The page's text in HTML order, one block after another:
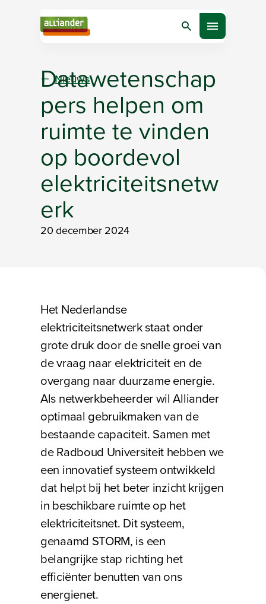
ZoekenOpen menu
Nieuws
Datawetenschap
pers helpen om
ruimte te vinden
op boordevol
elektriciteitsnetw
erk
20 december 2024
Het Nederlandse
elektriciteitsnetwerk staat onder
grote druk door de snelle groei van
de vraag naar elektriciteit en de
overgang naar duurzame energie.
Als netwerkbeheerder wil Alliander
optimaal gebruikmaken van de
bestaande capaciteit. Samen met
de Radboud Universiteit hebben we
een innovatief systeem ontwikkeld
dat helpt bij het beter inzicht krijgen
in beschikbare ruimte op het
elektriciteitsnet. Dit systeem,
genaamd STORM, is een
belangrijke stap richting het
efficiënter benutten van ons
energienet.